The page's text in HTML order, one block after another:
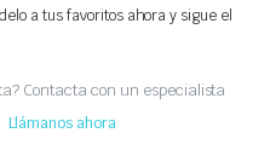
a tus favoritos ahora y sigue el
Contacta con un especialista
Llámanos ahora